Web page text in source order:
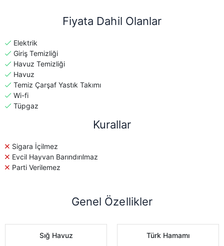
Fiyata Dahil Olanlar
Elektrik
Giriş Temizliği
Havuz Temizliği
Havuz
Temiz Çarşaf Yastık Takımı
Wi-fi
Tüpgaz
Kurallar
Sigara İçilmez
Evcil Hayvan Barındırılmaz
Parti Verilemez
Genel Özellikler
Sığ Havuz Türk Hamamı